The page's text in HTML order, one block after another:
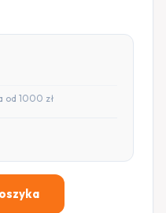
od 1000 zł